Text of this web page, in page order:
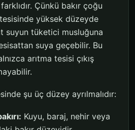
Çünkü bakır çoğu
tesisinde yüksek düzeyde
suyun tüketici musluğuna
suya geçebilir. Bu
arıtma tesisi çıkış
şu üç düzey ayrılmalıdır:
Kuyu, baraj, nehir veya